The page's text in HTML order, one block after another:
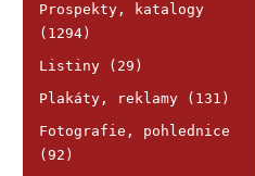
Prospekty, katalogy
(1294)
Listiny (29)
Plakáty, reklamy (131)
Fotografie, pohlednice
(92)